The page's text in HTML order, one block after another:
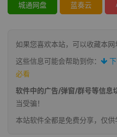
城通网盘 蓝奏云
如果您喜欢本站，可以收藏本网
这些信息可能会帮助到你：
必看
软件中的广告/弹窗/群号等信息
当受骗！
本站软件全都是免费分享，仅供